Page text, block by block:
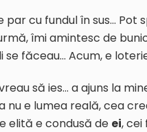
par cu fundul în sus…
îmi amintesc de
făceau… Acum, e
să ies… a ajuns la
nu e lumea reală, cea
elită e condusă de ei, cei